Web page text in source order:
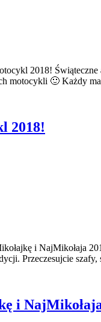
2018!
motocykli 🙂 Każdy
2018!
i NajMikołaja
Przeczesujcie
i